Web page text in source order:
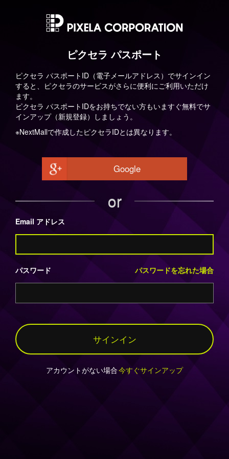
ピクセラ パスポート
ピクセラ パスポートID（電子メールアドレス）でサインイン
すると、ピクセラのサービスがさらに便利にご利用いただけ
ます。
ピクセラ パスポートIDをお持ちでない方もいますぐ無料でサ
インアップ（新規登録）しましょう。
※NextMallで作成したピクセラIDとは異なります。
Google
or
Email アドレス
パスワード パスワードを忘れた場合
サインイン
アカウントがない場合今すぐサインアップ